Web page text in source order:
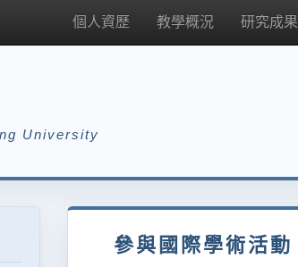
個人資歷 教學概況 研究成果
University
參與國際學術活動